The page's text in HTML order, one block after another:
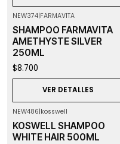
NEW374|FARMAVITA
SHAMPOO FARMAVITA
AMETHYSTE SILVER
250ML
$8.700
VER DETALLES
NEW486|kosswell
KOSWELL SHAMPOO
WHITE HAIR 500ML